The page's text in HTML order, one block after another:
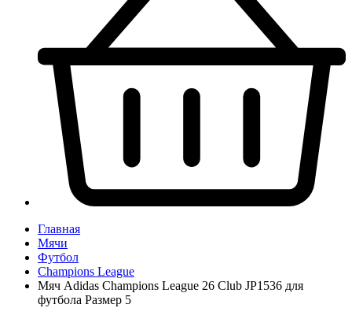
Главная
Мячи
Футбол
Champions League
Мяч Adidas Champions League 26 Club JP1536 для
футбола Размер 5